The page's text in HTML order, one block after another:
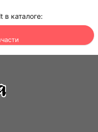
в каталоге: